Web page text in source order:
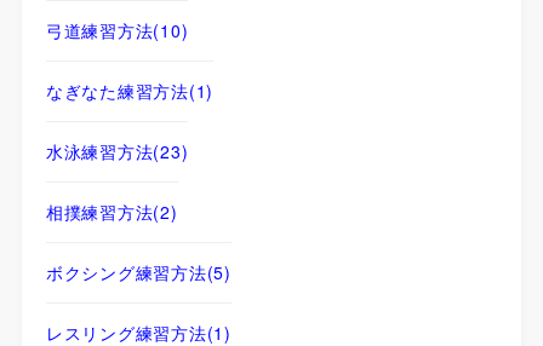
弓道練習方法(10)
なぎなた練習方法(1)
水泳練習方法(23)
相撲練習方法(2)
ボクシング練習方法(5)
レスリング練習方法(1)